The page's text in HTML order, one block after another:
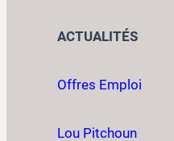
ACTUALITÉS
Offres Emploi
Lou Pitchoun